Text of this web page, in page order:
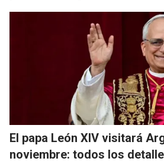
El papa León XIV visitará
noviembre: todos los